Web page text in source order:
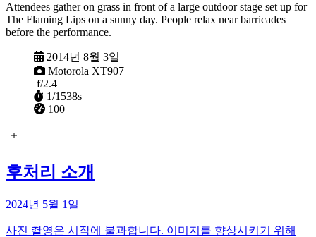
Attendees gather on grass in front of a large outdoor stage set up for
The Flaming Lips on a sunny day. People relax near barricades
before the performance.
촬영일
2014년 8월 3일
카메라
Motorola XT907
조리개f/2.4
1/1538s
100
후처리 소개
2024년 5월 1일
사진 촬영은 시작에 불과합니다. 이미지를 향상시키기 위해